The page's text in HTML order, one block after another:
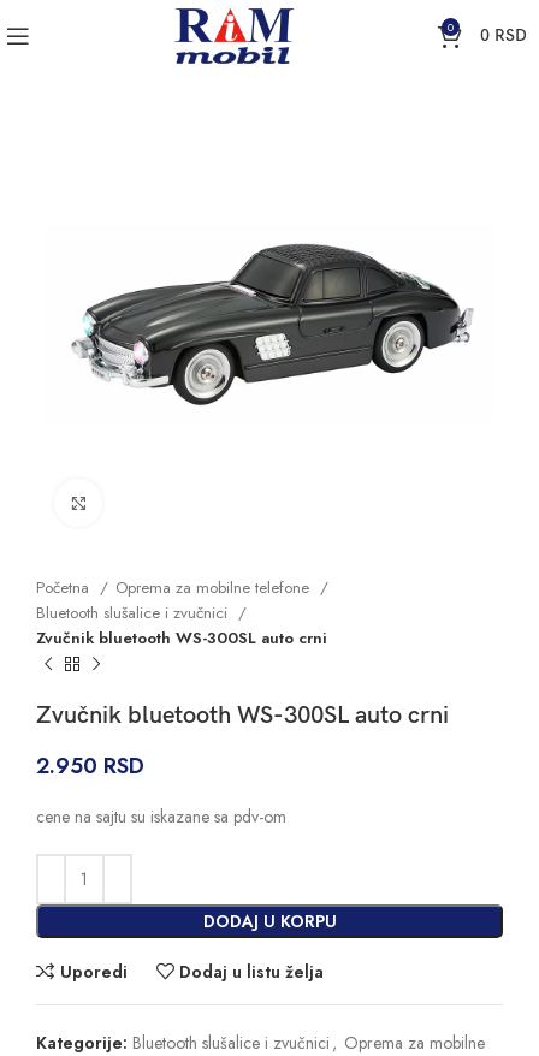
0 0 RSD
Početna
Oprema za mobilne telefone
Bluetooth slušalice i zvučnici
Zvučnik bluetooth WS-300SL auto crni
Zvučnik bluetooth WS-300SL auto crni
2.950 RSD
cene na sajtu su iskazane sa pdv-om
DODAJ U KORPU
Uporedi Dodaj u listu želja
Kategorije: Bluetooth slušalice i zvučnici , Oprema za mobilne